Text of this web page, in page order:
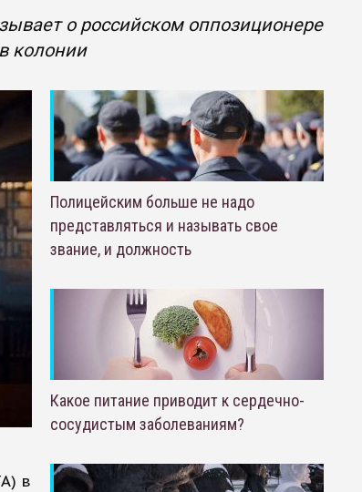
о российском оппозиционере
колонии
в
Полицейским больше не надо
представляться и называть свое
звание, и должность
Какое питание приводит к сердечно-
сосудистым заболеваниям?